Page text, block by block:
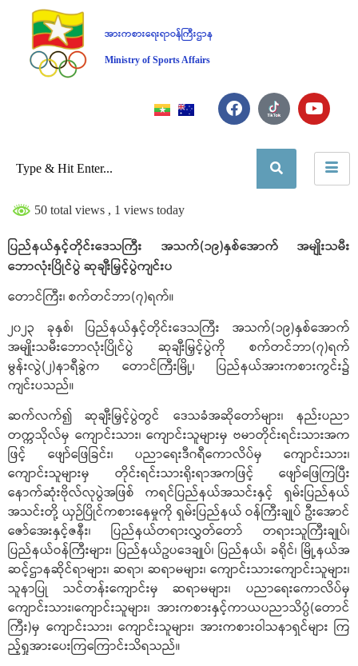
အားကစားရေးရာဝန်ကြီးဌာန
Ministry of Sports Affairs
50 total views , 1 views today
ပြည်နယ်နှင့်တိုင်းဒေသကြီး အသက်(၁၉)နှစ်အောက် အမျိုးသမီး
ဘောလုံးပြိုင်ပွဲ ဆုချီးမြှင့်ပွဲကျင်းပ
တောင်ကြီး၊ စက်တင်ဘာ(၇)ရက်။
၂၀၂၃ ခုနှစ်၊ ပြည်နယ်နှင့်တိုင်းဒေသကြီး အသက်(၁၉)နှစ်အောက်
အမျိုးသမီးဘောလုံးပြိုင်ပွဲ ဆုချီးမြှင့်ပွဲကို စက်တင်ဘာ(၇)ရက်
မွန်းလွဲ(၂)နာရီခွဲက တောင်ကြီးမြို့၊ ပြည်နယ်အားကစားကွင်း၌
ကျင်းပသည်။
ဆက်လက်၍ ဆုချီးမြှင့်ပွဲတွင် ဒေသခံအဆိုတော်များ၊ နည်းပညာ
တက္ကသိုလ်မှ ကျောင်းသား၊ ကျောင်းသူများမှ ဗမာတိုင်းရင်းသားအက
ဖြင့် ဖျော်ဖြေခြင်း၊ ပညာရေးဒီဂရီကောလိပ်မှ ကျောင်းသား၊
ကျောင်းသူများမှ တိုင်းရင်းသားရိုးရာအကဖြင့် ဖျော်ဖြေကြပြီး
နောက်ဆုံးဗိုလ်လုပွဲအဖြစ် ကရင်ပြည်နယ်အသင်းနှင့် ရှမ်းပြည်နယ်
အသင်းတို့ ယှဉ်ပြိုင်ကစားနေမှုကို ရှမ်းပြည်နယ် ဝန်ကြီးချုပ် ဦးအောင်
ဇော်အေးနှင့်ဇနီး၊ ပြည်နယ်တရားလွှတ်တော် တရားသူကြီးချုပ်၊
ပြည်နယ်ဝန်ကြီးများ၊ ပြည်နယ်ဥပဒေချုပ်၊ ပြည်နယ်၊ ခရိုင်၊ မြို့နယ်အ
ဆင့်ဌာနဆိုင်ရာများ၊ ဆရာ၊ ဆရာမများ၊ ကျောင်းသားကျောင်းသူများ၊
သူနာပြု သင်တန်းကျောင်းမှ ဆရာမများ၊ ပညာရေးကောလိပ်မှ
ကျောင်းသား၊ကျောင်းသူများ၊ အားကစားနှင့်ကာယပညာသိပ္ပံ(တောင်
ကြီး)မှ ကျောင်းသား၊ ကျောင်းသူများ၊ အားကစားဝါသနာရှင်များ ကြ
ည့်ရှုအားပေးကြကြောင်းသိရသည်။